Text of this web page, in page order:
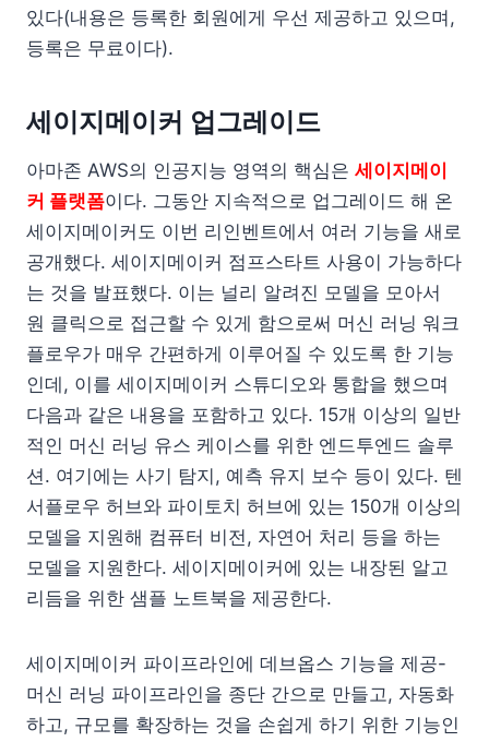
있다(내용은 등록한 회원에게 우선 제공하고 있으며,
등록은 무료이다).
세이지메이커 업그레이드
아마존 AWS의 인공지능 영역의 핵심은 세이지메이
커 플랫폼이다. 그동안 지속적으로 업그레이드 해 온
세이지메이커도 이번 리인벤트에서 여러 기능을 새로
공개했다. 세이지메이커 점프스타트 사용이 가능하다
는 것을 발표했다. 이는 널리 알려진 모델을 모아서
원 클릭으로 접근할 수 있게 함으로써 머신 러닝 워크
플로우가 매우 간편하게 이루어질 수 있도록 한 기능
인데, 이를 세이지메이커 스튜디오와 통합을 했으며
다음과 같은 내용을 포함하고 있다. 15개 이상의 일반
적인 머신 러닝 유스 케이스를 위한 엔드투엔드 솔루
션. 여기에는 사기 탐지, 예측 유지 보수 등이 있다. 텐
서플로우 허브와 파이토치 허브에 있는 150개 이상의
모델을 지원해 컴퓨터 비전, 자연어 처리 등을 하는
모델을 지원한다. 세이지메이커에 있는 내장된 알고
리듬을 위한 샘플 노트북을 제공한다.
세이지메이커 파이프라인에 데브옵스 기능을 제공-
머신 러닝 파이프라인을 종단 간으로 만들고, 자동화
하고, 규모를 확장하는 것을 손쉽게 하기 위한 기능인